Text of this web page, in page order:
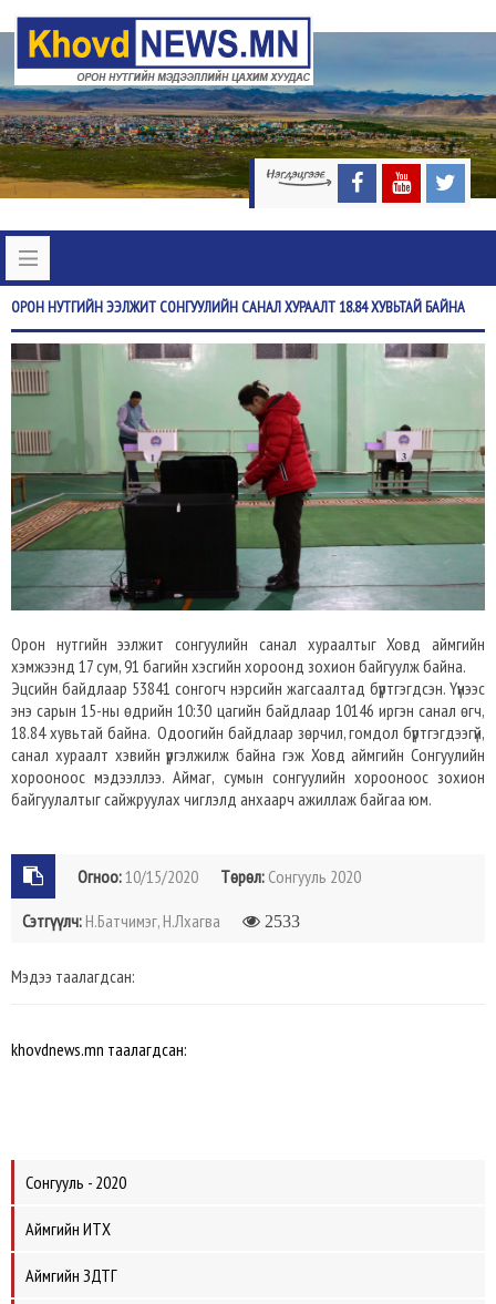
ОРОННУТГИЙН ЭЭЛЖИТ СОНГУУЛИЙН САНАЛ ХУРААЛТ 18.84 ХУВЬТАЙ БАЙНА
Орон нутгийн ээлжит сонгуулийн санал хураалтыг Ховд аймгийн
хэмжээнд 17 сум, 91 багийн хэсгийн хороонд зохион байгуулж байна.
Эцсийн байдлаар 53841 сонгогч нэрсийн жагсаалтад бүртгэгдсэн. Үүнээс
энэ сарын 15-ны өдрийн 10:30 цагийн байдлаар 10146 иргэн санал өгч,
18.84 хувьтай байна. Одоогийн байдлаар зөрчил, гомдол бүртгэгдээгүй,
санал хураалт хэвийн үргэлжилж байна гэж Ховд аймгийн Сонгуулийн
хорооноос мэдээллээ. Аймаг, сумын сонгуулийн хорооноос зохион
байгуулалтыг сайжруулах чиглэлд анхаарч ажиллаж байгаа юм.
Огноо:10/15/2020 Төрөл: Сонгууль 2020
Сэтгүүлч: Н.Батчимэг, Н.Лхагва 2533
Мэдээ таалагдсан:
khovdnews.mn таалагдсан:
Сонгууль - 2020
Аймгийн ИТХ
Аймгийн ЗДТГ